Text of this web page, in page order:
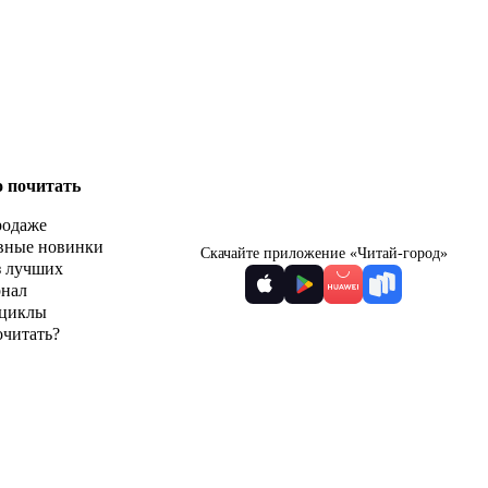
почитать
новинки
лучших
Скачайте приложение «Читай-город»